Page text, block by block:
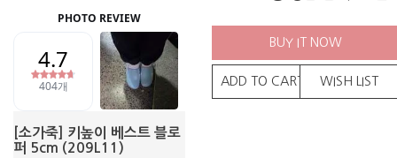
[소가죽] 키높이 베스트 블로
퍼 5cm (209L11)
BUY IT NOW
ADD TO CART WISH LIST